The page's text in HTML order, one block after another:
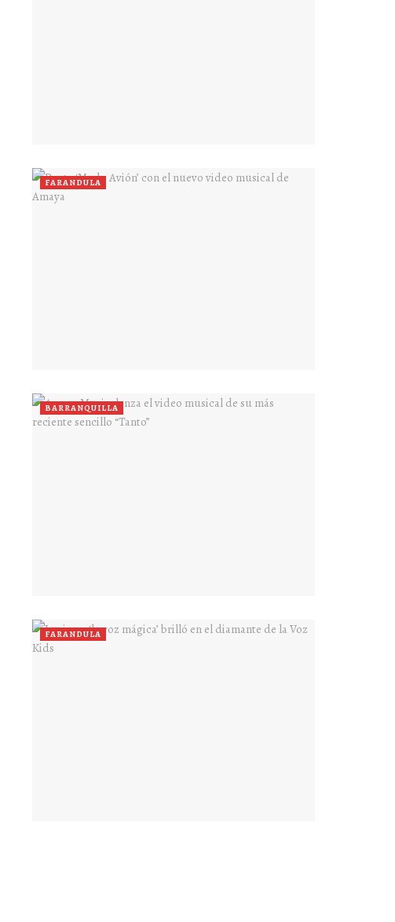
FARANDULA
BARRANQUILLA
FARANDULA